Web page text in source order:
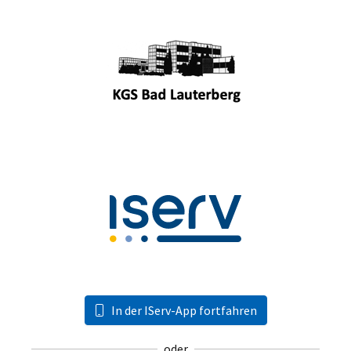
In der IServ-App fortfahren